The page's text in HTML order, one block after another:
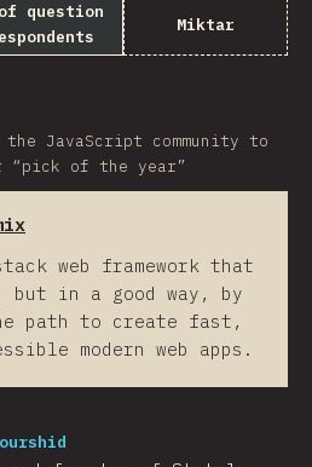
question
Miktar
the JavaScript community to
“pick of the year”
web framework that
in a good way, by
path to create fast,
modern web apps.